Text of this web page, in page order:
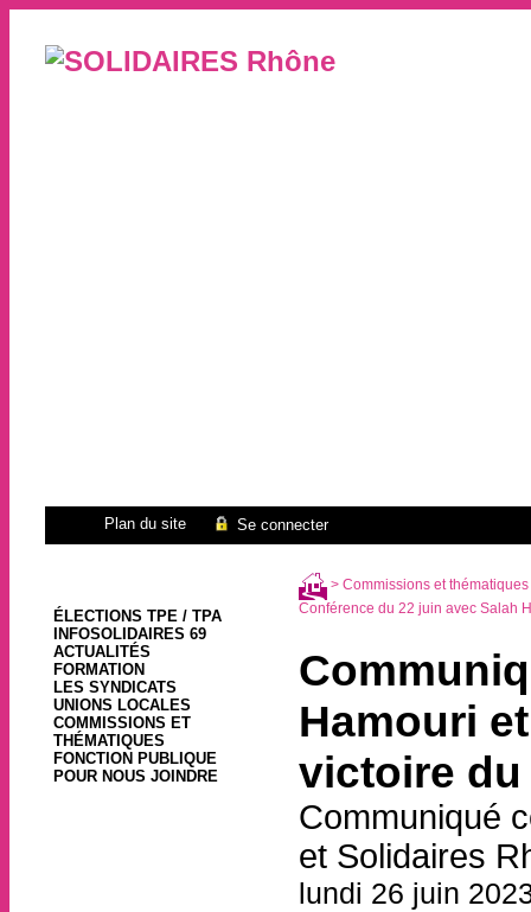
Plan du site Se connecter
ÉLECTIONS TPE / TPA
INFOSOLIDAIRES 69
ACTUALITÉS
FORMATION
LES SYNDICATS
UNIONS LOCALES
COMMISSIONS ET
THÉMATIQUES
FONCTION PUBLIQUE
POUR NOUS JOINDRE
> Commissions et thématiques
Conférence du 22 juin avec Salah
Hamouri
victoire
Communiqué
et Solidaires
lundi 26 juin